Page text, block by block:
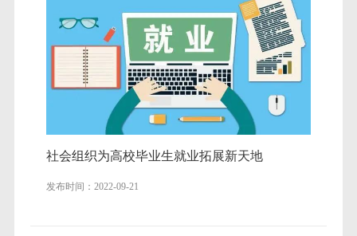
社会组织为高校毕业生就业拓展新天地
发布时间：2022-09-21